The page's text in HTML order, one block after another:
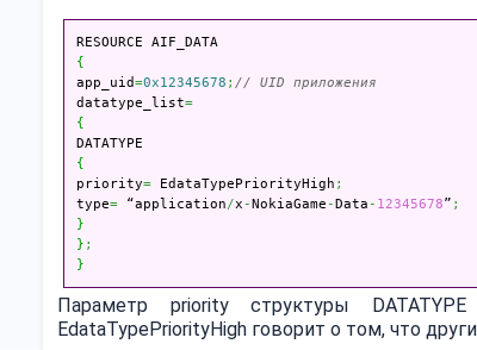
{
app_uid=0x12345678 ; // UID приложения
datatype_list=
{
{
priority= EdataTypePriorityHigh ;
type= “application/x -NokiaGame -Data - 12345678” ;
}
} ;
}
Параметр priority структуры
EdataTypePriorityHigh говорит о том, что